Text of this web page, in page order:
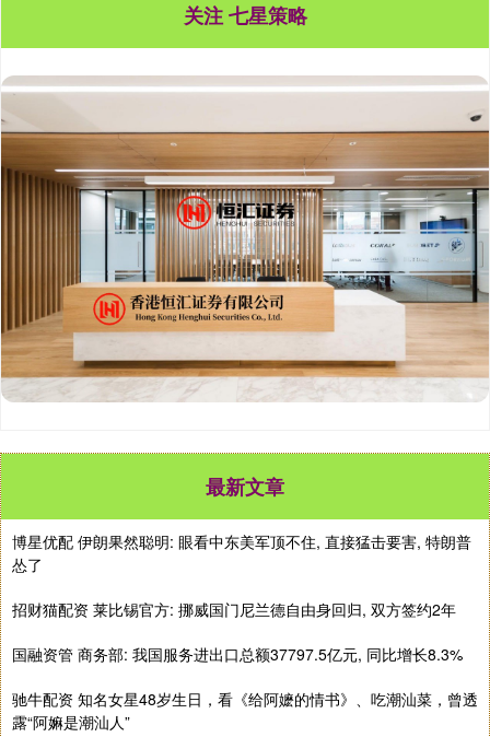
关注 七星策略
最新文章
博星优配 伊朗果然聪明: 眼看中东美军顶不住, 直接猛击要害, 特朗普
怂了
招财猫配资 莱比锡官方: 挪威国门尼兰德自由身回归, 双方签约2年
国融资管 商务部: 我国服务进出口总额37797.5亿元, 同比增长8.3%
驰牛配资 知名女星48岁生日，看《给阿嬷的情书》、吃潮汕菜，曾透
露“阿嫲是潮汕人”